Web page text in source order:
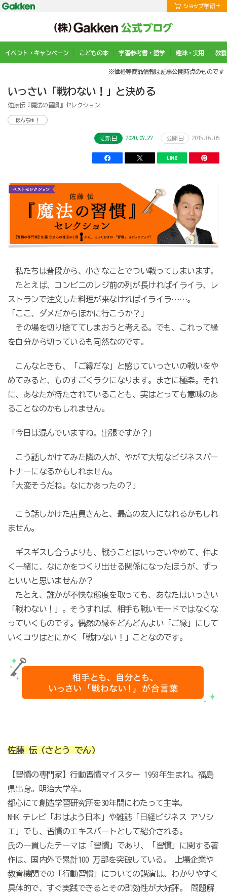
イベント・キャンペーン こどもの本 学習参考書・語学 趣味・実用 教
※価格等商品情報は記事公開時点のものです
いっさい「戦わない！」と決める
佐藤伝『魔法の習慣』セレクション
ほんちゅ！
更新日 2020.07.27 公開日 2015.05.05
私たちは普段から、小さなことでつい戦ってしまいます。
たとえば、コンビニのレジ前の列が長ければイライラ、レ
ストランで注文した料理が来なければイライラ……。
「ここ、ダメだからほかに行こうか？」
その場を切り捨ててしまおうと考える。でも、これって縁
を自分から切っているも同然なのです。
こんなときも、「ご縁だな」と感じていっさいの戦いをや
めてみると、ものすごくラクになります。まさに極楽。それ
に、あなたが待たされていることも、実はとっても意味のあ
ることなのかもしれません。
「今日は混んでいますね。出張ですか？」
こう話しかけてみた隣の人が、やがて大切なビジネスパー
トナーになるかもしれません。
「大変そうだね。なにかあったの？」
こう話しかけた店員さんと、最高の友人になれるかもしれ
ません。
ギスギスし合うよりも、戦うことはいっさいやめて、仲よ
く一緒に、なにかをつくり出せる関係になったほうが、ずっ
といいと思いませんか？
たとえ、誰かが不快な態度を取っても、あなたはいっさい
「戦わない！」。そうすれば、相手も戦いモードではなくな
っていくものです。偶然の縁をどんどんよい「ご縁」にして
いくコツはとにかく「戦わない！」ことなのです。
佐藤 伝(さとう でん)
【習慣の専門家】行動習慣マイスター 1958年生まれ。福島
県出身。明治大学卒。
都心にて創造学習研究所を30年間にわたって主宰。
NHK テレビ「おはよう日本」や雑誌「日経ビジネス アソシ
エ」でも、習慣のエキスパートとして紹介される。
氏の一貫したテーマは「習慣」であり、「習慣」に関する著
作は、国内外で累計100 万部を突破している。 上場企業や
教育機関での「行動習慣」についての講演は、わかりやすく
具体的で、すぐ実践できるとその即効性が大好評。 問題解